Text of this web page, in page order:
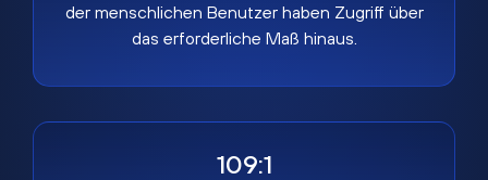
der menschlichen Benutzer haben Zugriff über
das erforderliche Maß hinaus.
109:1